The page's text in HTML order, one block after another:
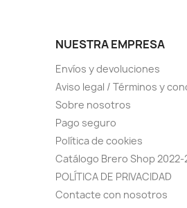
NUESTRA EMPRESA
Envíos y devoluciones
Aviso legal / Términos y
Sobre nosotros
Pago seguro
Política de cookies
Catálogo Brero Shop 2022-
POLÍTICA DE PRIVACIDAD
Contacte con nosotros